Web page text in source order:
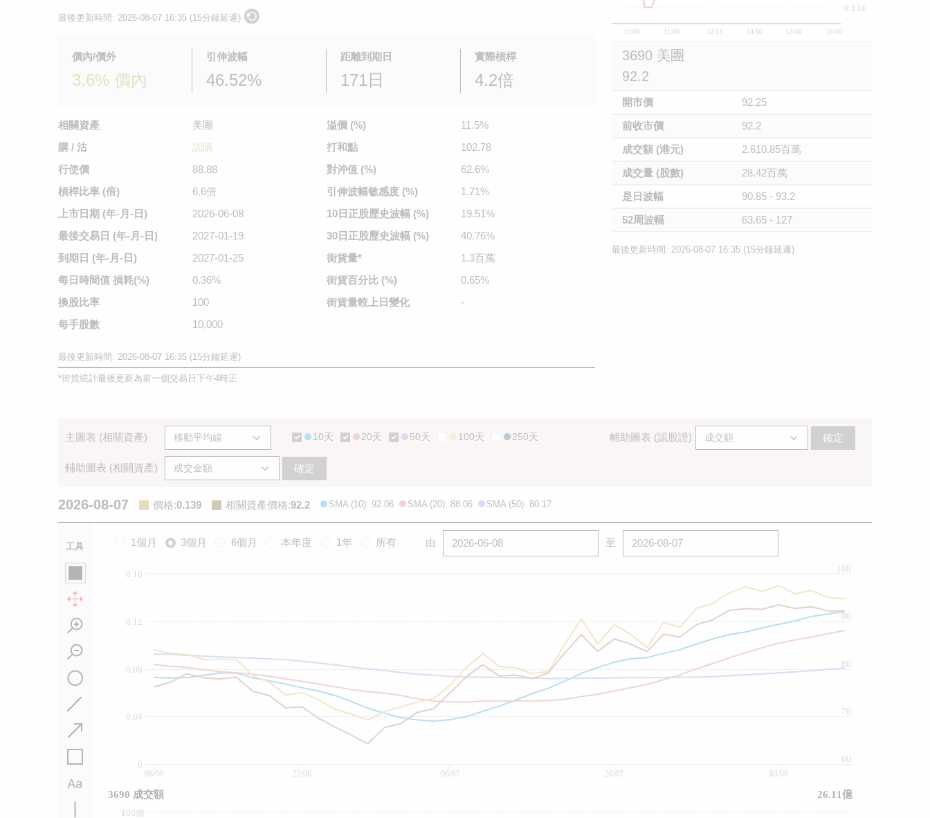
最後更新時間: 2026-08-07 16:35 (15分鐘延遲)
價內/價外
3.6% 價內
引伸波幅
46.52%
距離到期日
171日
實際槓桿
4.2倍
相關資產
美團
購 / 沽
認購
行使價
88.88
槓桿比率 (倍)
6.6倍
上市日期 (年-月-日)
2026-06-08
最後交易日 (年-月-日)
2027-01-19
到期日 (年-月-日)
2027-01-25
每日時間值 損耗(%)
0.36%
換股比率
100
每手股數
10,000
溢價 (%)
11.5%
打和點
102.78
對沖值 (%)
62.6%
引伸波幅敏感度 (%)
1.71%
10日正股歷史波幅 (%)
19.51%
30日正股歷史波幅 (%)
40.76%
街貨量*
1.3百萬
街貨百分比 (%)
0.65%
街貨量較 上日變化 -
最後更新時間: 2026-08-07 16:35 (15分鐘延遲)
*街貨統計最後更新為前一個交易日下午4時正
10:00 11:00 12/13 14:00 15:00 16:00
0.134
3690 美團
92.2
開市價
92.25
前收市價
92.2
成交額 (港元)
2,610.85百萬
成交量 (股數)
28.42百萬
是日波幅
90.85 - 93.2
52周波幅
63.65 - 127
最後更新時間: 2026-08-07 16:35 (15分鐘延遲)
主圖表 (相關資產) 10天 20天 50天 100天 250天 輔助圖表 (認股證) 確定
輔助圖表 (相關資產) 確定
2026-08-07 價格:0.139 相關資產價格:92.2 SMA (10): 92.06 SMA (20): 88.06 SMA (50): 80.17
工具 1個月 3個月 6個月 本年度 1年 所有 由 至
0
0.04
0.08
0.12
0.16
60
70
80
90
100
100億
08/06 22/06 06/07 20/07 03/08
3690 成交額 26.11億